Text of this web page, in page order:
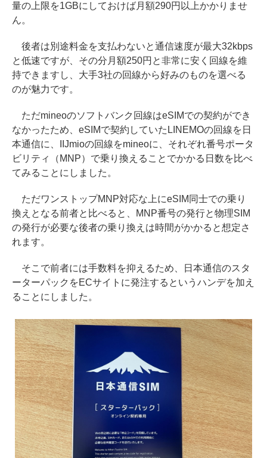
量の上限を1GBにしておけば月額290円以上かかりませ
ん。
後者は別途料金を支払わないと通信速度が最大32kbps
と低速ですが、その分月額250円と非常に安く回線を維
持できますし、大手3社の回線から好みのものを選べる
のが魅力です。
ただmineoのソフトバンク回線はeSIMでの契約ができ
なかったため、eSIMで契約していたLINEMOの回線を日
本通信に、IIJmioの回線をmineoに、それぞれ番号ポータ
ビリティ（MNP）で乗り換えることでかかる日数を比べ
てみることにしました。
ただワンストップMNP対応な上にeSIM同士での乗り
換えとなる前者と比べると、MNP番号の発行と物理SIM
の発行が必要な後者の乗り換えは時間がかかると想定さ
れます。
そこで前者には手数料を抑えるため、日本通信のスタ
ーターパックをECサイトに発注するというハンデを加え
ることにしました。